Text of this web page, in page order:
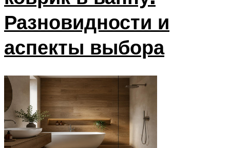
Разновидности и
аспекты выбора